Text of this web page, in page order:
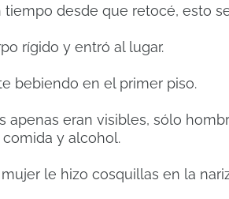
tiempo desde que retocé, esto
rígido y entró al lugar.
bebiendo en el primer piso.
apenas eran visibles, sólo
y alcohol.
le hizo cosquillas en la